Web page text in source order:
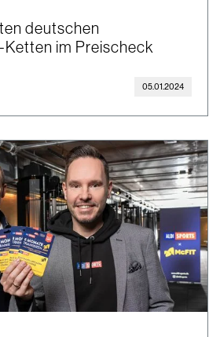
deutschen
im Preischeck
05.01.2024